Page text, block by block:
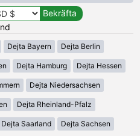
Dejta Bayern Dejta Berlin
Dejta Hamburg Dejta Hessen
Dejta Niedersachsen
Dejta Rheinland-Pfalz
Dejta Saarland Dejta Sachsen